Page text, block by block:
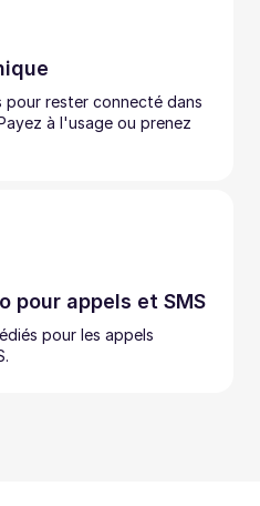
pour rester connecté dans
à l'usage ou prenez
pour appels et SMS
pour les appels